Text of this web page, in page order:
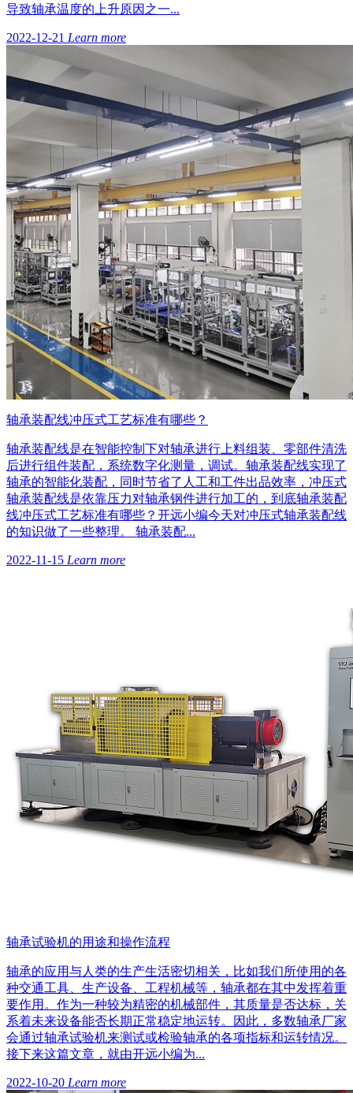
导致轴承温度的上升原因之一...
2022-12-21 Learn more
轴承装配线冲压式工艺标准有哪些？
轴承装配线是在智能控制下对轴承进行上料组装、零部件清洗
后进行组件装配，系统数字化测量，调试。轴承装配线实现了
轴承的智能化装配，同时节省了人工和工件出品效率，冲压式
轴承装配线是依靠压力对轴承钢件进行加工的，到底轴承装配
线冲压式工艺标准有哪些？开远小编今天对冲压式轴承装配线
的知识做了一些整理。 轴承装配...
2022-11-15 Learn more
轴承试验机的用途和操作流程
轴承的应用与人类的生产生活密切相关，比如我们所使用的各
种交通工具、生产设备、工程机械等，轴承都在其中发挥着重
要作用。作为一种较为精密的机械部件，其质量是否达标，关
系着未来设备能否长期正常稳定地运转。因此，多数轴承厂家
会通过轴承试验机来测试或检验轴承的各项指标和运转情况。
接下来这篇文章，就由开远小编为...
2022-10-20 Learn more